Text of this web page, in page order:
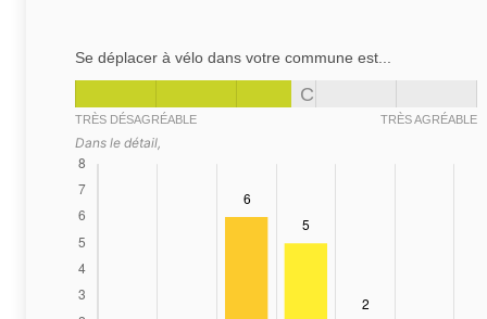
Se déplacer à vélo dans votre commune est...
C
TRÈS DÉSAGRÉABLE TRÈS AGRÉABLE
Dans le détail,